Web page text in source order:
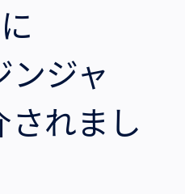
ンジャ
れまし